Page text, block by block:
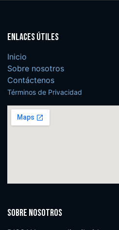
Enlaces útiles
Inicio
Sobre nosotros
Contáctenos
Términos de Privacidad
Sobre nosotros